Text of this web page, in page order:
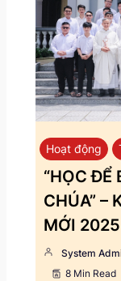
Hoạt động
“HỌC ĐỂ
CHÚA” –
MỚI
System
8 Min Read